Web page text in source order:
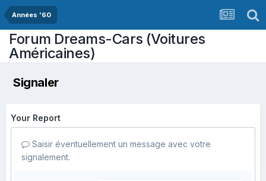
Années '60
Forum Dreams-Cars (Voitures
Américaines)
Signaler
Your Report
Saisir éventuellement un message avec votre
signalement.